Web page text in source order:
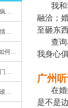
双相情感障碍（躁郁症）：疯子如何走向天才
儿童心理咨询：父母出轨，情感混乱孩子内心的隐秘
当老公说与对方是“真爱”，如何挽救婚姻？(始篇)
高中孩子网游成瘾、不肯出门，家长该怎么办？
性心理咨询：妻子性冷淡，谁之过
我
融洽；
至砸东
查
我身心
广州
在
是不是